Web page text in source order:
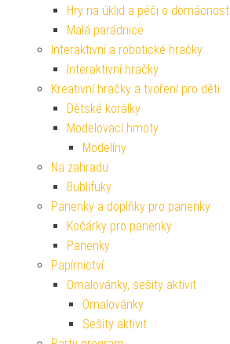
Hry na úklid a péči o domácnost
Malá parádnice
Interaktivní a robotické hračky
Interaktivní hračky
Kreativní hračky a tvoření pro děti
Dětské korálky
Modelovací hmoty
Modelíny
Na zahradu
Bublifuky
Panenky a doplňky pro panenky
Kočárky pro panenky
Panenky
Papírnictví
Omalovánky, sešity aktivit
Omalovánky
Sešity aktivit